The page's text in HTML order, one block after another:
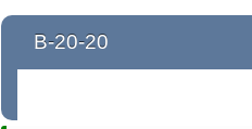
В-20-20